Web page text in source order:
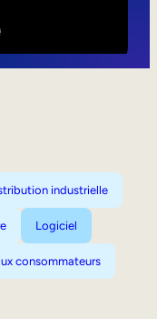
industrielle
Logiciel
consommateurs